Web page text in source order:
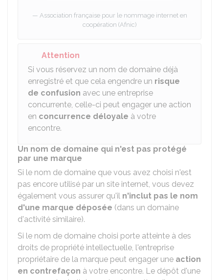
Association française pour le nommage internet en
coopération (Afnic)
Attention
Si vous réservez un nom de domaine déjà
enregistré et que cela engendre un risque
de confusion avec une entreprise
concurrente, celle-ci peut engager une action
en concurrence déloyale à votre
encontre.
Un nom de domaine qui n'est pas protégé
par une marque
Si le nom de domaine que vous avez choisi n'est
pas encore utilisé par un site internet, vous devez
également vous assurer qu'il n'inclut pas le nom
d'une marque déposée (dans un domaine
d'activité similaire).
Si le nom de domaine choisi porte atteinte à des
droits de propriété intellectuelle, l'entreprise
propriétaire de la marque peut engager une action
en contrefaçon à votre encontre. Le dépôt d'une